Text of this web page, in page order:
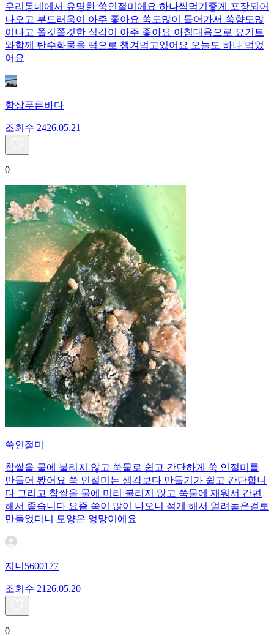
우리동네에서 유명한 쑥인절미에요 하나씩먹기좋게 포장되어
나오고 부드러움이 아주 좋아요 쑥도많이 들어가서 쑥향도많
이나고 쫄깃쫄깃한 식감이 아주 좋아요 아침대용으로 요거트
와함께 탄수화물을 떡으로 챙겨먹고있어요 오늘도 하나 먹었
어요
항상푸른바다
조회수 2426.05.21
0
쑥인절미
찹쌀을 물에 불리지 않고 쑥물로 쉽고 간단하게 쑥 인절미를
만들어 봤어요 쑥 인절미는 생각보다 만들기가 쉽고 간단합니
다 그리고 찹쌀을 물에 미리 불리지 않고 쑥물에 재워서 간편
해서 좋습니다 요즘 쑥이 많이 나오니 적게 해서 얼려놓은걸로
만들었더니 모양은 엉망이에요
지니5600177
조회수 21 26.05.20
0